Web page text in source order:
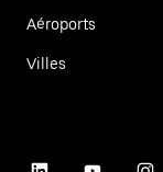
Aéroports
Villes